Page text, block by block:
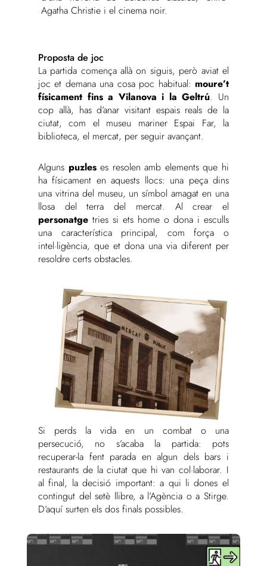
Agatha Christie i el cinema noir.
Proposta de joc
La partida comença allà on siguis, però aviat el
joc et demana una cosa poc habitual: moure’t
físicament fins a Vilanova i la Geltrú. Un
cop allà, has d’anar visitant espais reals de la
ciutat, com el museu mariner Espai Far, la
biblioteca, el mercat, per seguir avançant.
Alguns puzleses resolen amb elements que hi
ha físicament en aquests llocs: una peça dins
una vitrina del museu, un símbol amagat en una
llosa del terra del mercat. Al crear el
personatge tries si ets home o dona i esculls
una característica principal, com força o
intel·ligència, que et dona una via diferent per
resoldre certs obstacles.
Si perds la vida en un combat o una
persecució, no s’acaba la partida: pots
recuperar-la fent parada en algun dels bars i
restaurants de la ciutat que hi van col·laborar. I
al final, la decisió important: a qui li dones el
contingut del setè llibre, a l’Agència o a Stirge.
D’aquí surten els dos finals possibles.